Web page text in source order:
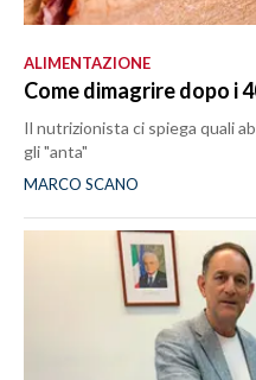
ALIMENTAZIONE
Come dimagrire dopo i
Il nutrizionista ci spiega quali
gli "anta"
MARCO SCANO